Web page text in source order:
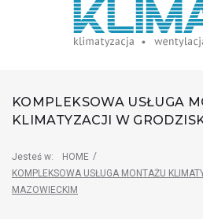
KOMPLEKSOWA USŁUGA
KLIMATYZACJI W
Jesteś w: HOME /
KOMPLEKSOWA USŁUGA MONTAŻU
MAZOWIECKIM